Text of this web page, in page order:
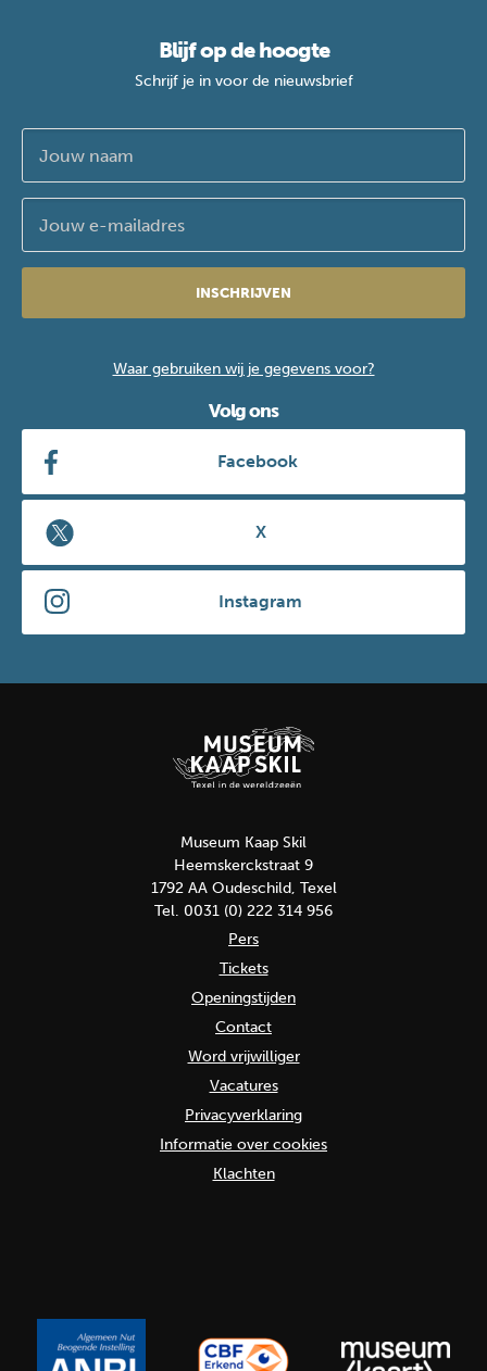
Blijf op de hoogte
Schrijf je in voor de nieuwsbrief
INSCHRIJVEN
Waar gebruiken wij je gegevens voor?
Volg ons
Facebook
X
Instagram
Museum Kaap Skil
Heemskerckstraat 9
1792 AA Oudeschild, Texel
Tel. 0031 (0) 222 314 956
Pers
Tickets
Openingstijden
Contact
Word vrijwilliger
Vacatures
Privacyverklaring
Informatie over cookies
Klachten